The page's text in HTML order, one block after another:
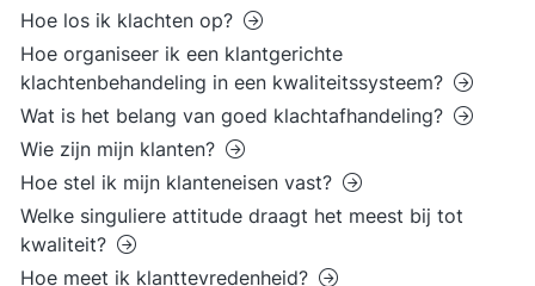
Hoe los ik klachten op?
Hoe organiseer ik een klantgerichte
klachtenbehandeling in een kwaliteitssysteem?
Wat is het belang van goed klachtafhandeling?
Wie zijn mijn klanten?
Hoe stel ik mijn klanteneisen vast?
Welke singuliere attitude draagt het meest bij tot
kwaliteit?
Hoe meet ik klanttevredenheid?